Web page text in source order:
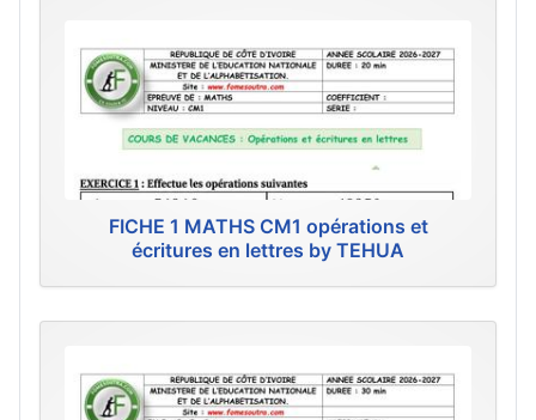
FICHE 1 MATHS CM1 opérations et
écritures en lettres by TEHUA